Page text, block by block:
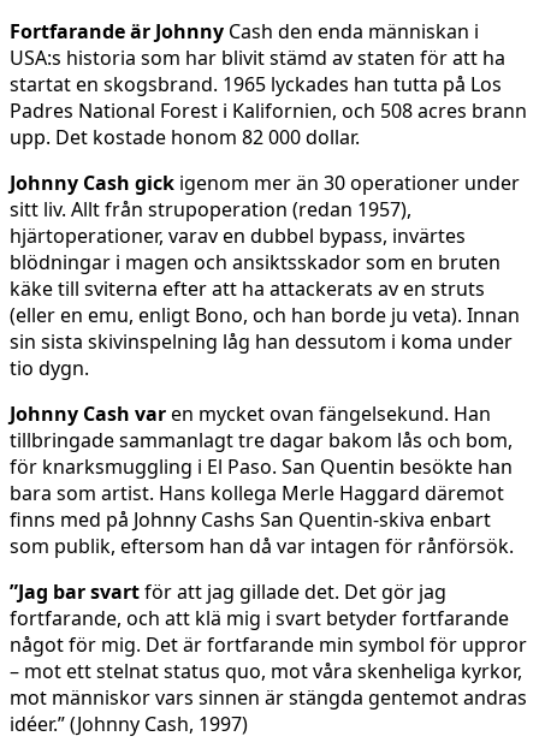
Fortfarande är Johnny Cash den enda människan i
USA:s historia som har blivit stämd av staten för att ha
startat en skogsbrand. 1965 lyckades han tutta på Los
Padres National Forest i Kalifornien, och 508 acres brann
upp. Det kostade honom 82 000 dollar.
Johnny Cash gick igenom mer än 30 operationer under
sitt liv. Allt från strupoperation (redan 1957),
hjärtoperationer, varav en dubbel bypass, invärtes
blödningar i magen och ansiktsskador som en bruten
käke till sviterna efter att ha attackerats av en struts
(eller en emu, enligt Bono, och han borde ju veta). Innan
sin sista skivinspelning låg han dessutom i koma under
tio dygn.
Johnny Cash varen mycket ovan fängelsekund. Han
tillbringade sammanlagt tre dagar bakom lås och bom,
för knarksmuggling i El Paso. San Quentin besökte han
bara som artist. Hans kollega Merle Haggard däremot
finns med på Johnny Cashs San Quentin-skiva enbart
som publik, eftersom han då var intagen för rånförsök.
”Jag bar svartför att jag gillade det. Det gör jag
fortfarande, och att klä mig i svart betyder fortfarande
något för mig. Det är fortfarande min symbol för uppror
– mot ett stelnat status quo, mot våra skenheliga kyrkor,
mot människor vars sinnen är stängda gentemot andras
idéer.” (Johnny Cash, 1997)